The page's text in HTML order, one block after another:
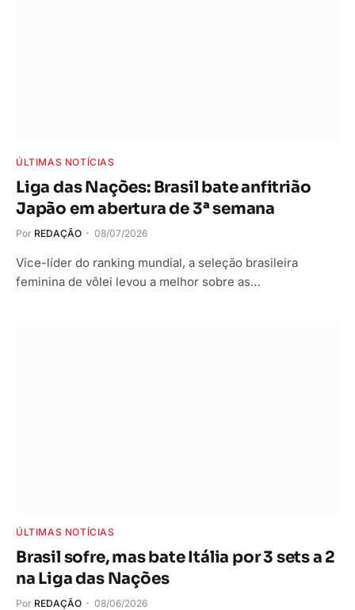
ÚLTIMAS NOTÍCIAS
Liga das Nações: Brasil bate anfitrião
Japão em abertura de 3ª semana
Por REDAÇÃO 08/07/2026
Vice-líder do ranking mundial, a seleção brasileira
feminina de vôlei levou a melhor sobre as…
ÚLTIMAS NOTÍCIAS
Brasil sofre, mas bate Itália por 3 sets a 2
na Liga das Nações
Por REDAÇÃO 08/06/2026